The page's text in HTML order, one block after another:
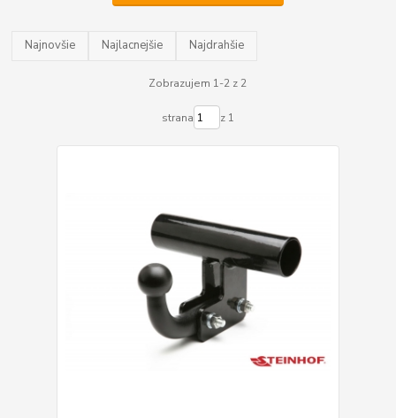
Najnovšie Najlacnejšie Najdrahšie
Zobrazujem 1-2 z 2
strana z 1